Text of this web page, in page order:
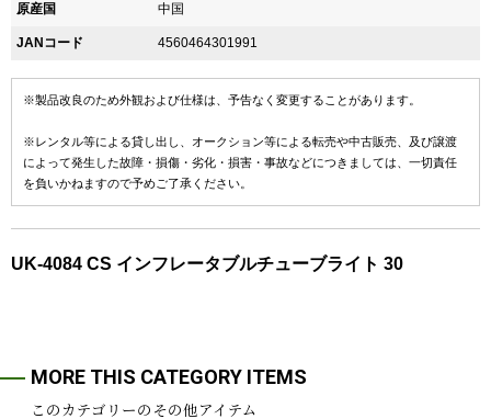
原産国 中国
JANコード 4560464301991
※製品改良のため外観および仕様は、予告なく変更することがあります。
※レンタル等による貸し出し、オークション等による転売や中古販売、及び譲渡
によって発生した故障・損傷・劣化・損害・事故などにつきましては、一切責任
を負いかねますので予めご了承ください。
UK-4084 CS インフレータブルチューブライト 30
MORE THIS CATEGORY ITEMS
このカテゴリーのその他アイテム